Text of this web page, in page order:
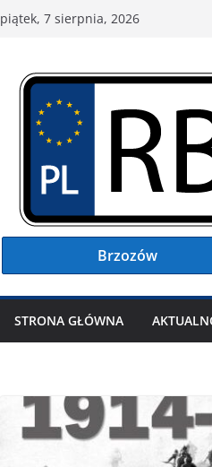
piątek, 7 sierpnia, 2026
Brzozów
STRONA GŁÓWNA